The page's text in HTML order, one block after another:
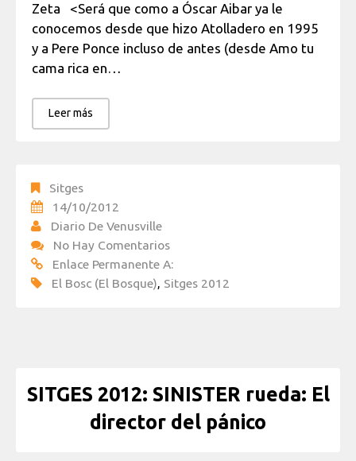
Zeta <Será que como a Óscar Aibar ya le
conocemos desde que hizo Atolladero en 1995
y a Pere Ponce incluso de antes (desde Amo tu
cama rica en…
Leer más
Sitges
14/10/2012
Diario De Venusville
No Hay Comentarios
Enlace Permanente A:
El Bosc (El Bosque), Sitges 2012
SITGES 2012: SINISTER rueda: El
director del pánico